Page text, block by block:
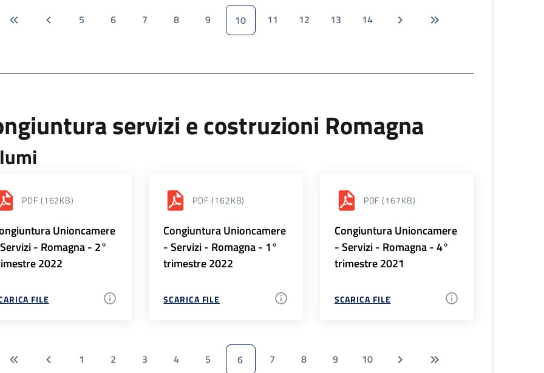
5 6 7 8 9 10 11 12 13 14
servizi e costruzioni Romagna
PDF (162KB)
Unioncamere
- Romagna - 2°
2022
FILE
PDF (162KB)
Congiuntura Unioncamere
- Servizi - Romagna - 1°
trimestre 2022
SCARICA FILE
PDF (167KB)
Congiuntura Unioncamere
- Servizi - Romagna - 4°
trimestre 2021
SCARICA FILE
1 2 3 4 5 6 7 8 9 10